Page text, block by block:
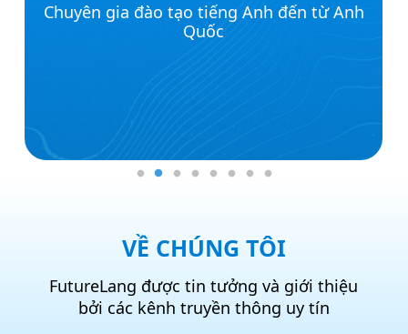
Chuyên gia đào tạo tiếng Anh đến từ
Cambridge, Anh Quốc
VỀ CHÚNG TÔI
FutureLang được tin tưởng và giới thiệu
bởi các kênh truyền thông uy tín